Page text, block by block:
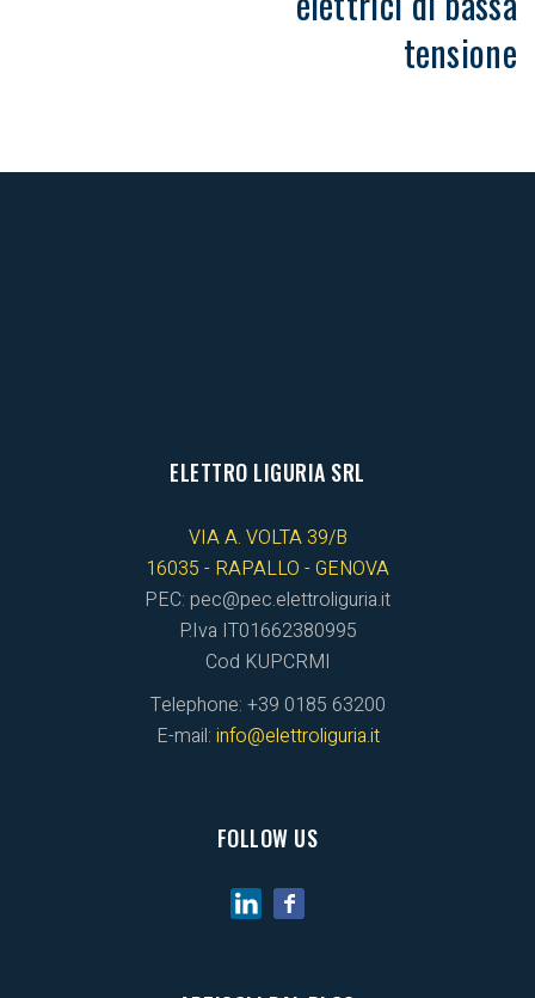
tensione
ELETTRO LIGURIA SRL
VIA A. VOLTA 39/B
16035 - RAPALLO - GENOVA
PEC: pec@pec.elettroliguria.it
P.Iva IT01662380995
Cod KUPCRMI
Telephone: +39 0185 63200
E-mail: info@elettroliguria.it
FOLLOW US